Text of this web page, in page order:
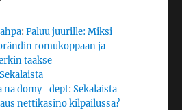
:Paluu juurille: Miksi
romukoppaan ja
taakse
Sekalaista
na domy_dept:Sekalaista
nettikasino kilpailussa?